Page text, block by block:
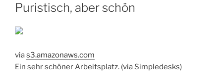
Puristisch, aber schön
vias3.amazonaws.com
Ein sehr schöner Arbeitsplatz. (via Simpledesks)